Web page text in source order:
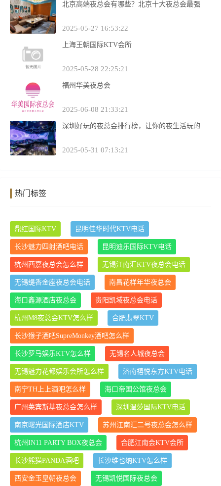
北京高端夜总会有哪些？北京十大夜总会最强
2025-05-27 16:53:22
上海王朝国际KTV会所
2025-05-28 22:25:21
福州华美夜总会
2025-06-08 21:33:21
深圳好玩的夜总会排行榜，让你的夜生活玩的
2025-05-31 07:13:21
热门标签
鼎红国际KTV 昆明佳华时代KTV电话
长沙魅力四射酒吧电话 昆明迪乐国际KTV电话
杭州西嘉夜总会怎么样 无锡江南汇KTV夜总会电话
无锡缇香金座夜总会电话 南昌花样年华夜总会
海口鑫源酒店夜总会 贵阳凯域夜总会电话
杭州M8夜总会KTV怎么样 合肥翡翠KTV
长沙猴子酒吧SupreMonkey酒吧怎么样
长沙罗马娱乐KTV怎么样 无锡名人城夜总会
无锡魅力花都娱乐会所怎么样 济南禧悦东方KTV电话
南宁TH上上酒吧怎么样 海口帝国公馆夜总会
广州莱宾斯基夜总会怎么样 深圳温莎国际KTV电话
南京曙光国际酒店KTV 苏州江南汇二号夜总会怎么样
杭州IN11 PARTY BOX夜总会 合肥江南会KTV会所
长沙熊猫PANDA酒吧 长沙维也纳KTV怎么样
西安金玉皇朝夜总会 无锡凯悦国际夜总会